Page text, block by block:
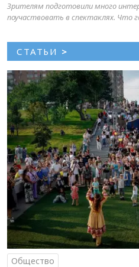
Зрителям подготовили много
поучаствовать в спектаклях.
СТАТЬИ >
Общество